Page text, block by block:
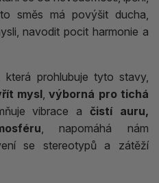
směs má povýšit ducha,
navodit pocit harmonie a
prohlubuje tyto stavy,
mysl,výborná pro tichá
vibrace ačistí auru,
, napomáhá nám
se stereotypů a zátěží